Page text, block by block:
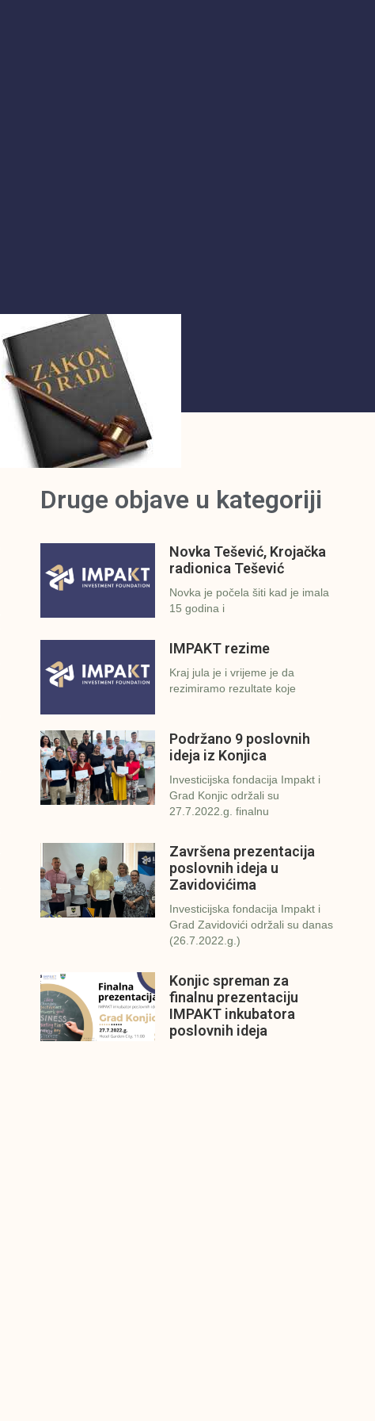
Druge objave u kategoriji
Novka Tešević, Krojačka
radionica Tešević
Novka je počela šiti kad je imala
15 godina i
IMPAKT rezime
Kraj jula je i vrijeme je da
rezimiramo rezultate koje
Podržano 9 poslovnih
ideja iz Konjica
Investicijska fondacija Impakt i
Grad Konjic održali su
27.7.2022.g. finalnu
Završena prezentacija
poslovnih ideja u
Zavidovićima
Investicijska fondacija Impakt i
Grad Zavidovići održali su danas
(26.7.2022.g.)
Konjic spreman za
finalnu prezentaciju
IMPAKT inkubatora
poslovnih ideja